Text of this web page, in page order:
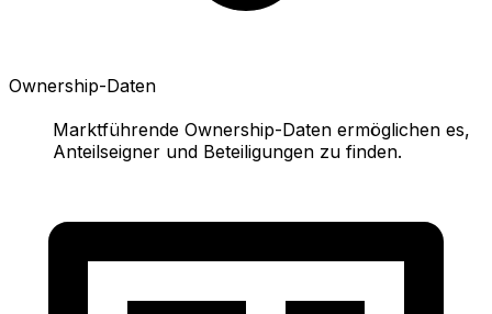
Ownership-Daten
Marktführende Ownership-Daten ermöglichen es,
Anteilseigner und Beteiligungen zu finden.